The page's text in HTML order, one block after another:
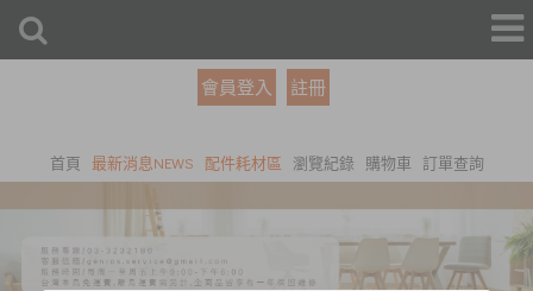
會員登入 註冊
首頁 最新消息NEWS 配件耗材區 瀏覽紀錄 購物車 訂單查詢